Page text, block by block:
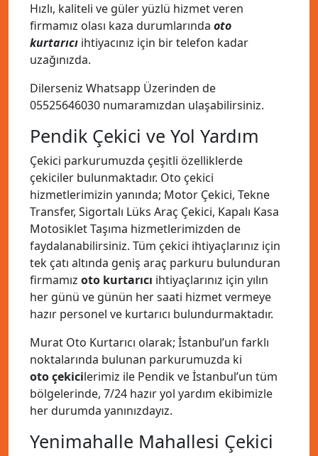
Hızlı, kaliteli ve güler yüzlü hizmet veren
firmamız olası kaza durumlarında oto
kurtarıcı ihtiyacınız için bir telefon kadar
uzağınızda.
Dilerseniz Whatsapp Üzerinden de
05525646030 numaramızdan ulaşabilirsiniz.
Pendik Çekici ve Yol Yardım
Çekici parkurumuzda çeşitli özelliklerde
çekiciler bulunmaktadır. Oto çekici
hizmetlerimizin yanında; Motor Çekici, Tekne
Transfer, Sigortalı Lüks Araç Çekici, Kapalı Kasa
Motosiklet Taşıma hizmetlerimizden de
faydalanabilirsiniz. Tüm çekici ihtiyaçlarınız için
tek çatı altında geniş araç parkuru bulunduran
firmamız oto kurtarıcı ihtiyaçlarınız için yılın
her günü ve günün her saati hizmet vermeye
hazır personel ve kurtarıcı bulundurmaktadır.
Murat Oto Kurtarıcı olarak; İstanbul’un farklı
noktalarında bulunan parkurumuzda ki
oto çekicilerimiz ile Pendik ve İstanbul’un tüm
bölgelerinde, 7/24 hazır yol yardım ekibimizle
her durumda yanınızdayız.
Yenimahalle Mahallesi Çekici